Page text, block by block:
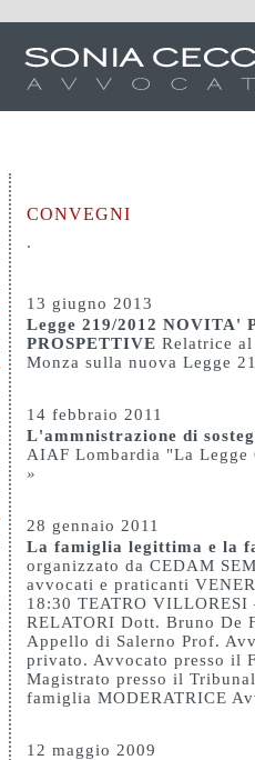
CONVEGNI
.
13 giugno 2013
Legge 219/2012 NOVITA'
PROSPETTIVE Relatrice
Monza sulla nuova Legge
14 febbraio 2011
L'ammnistrazione di
AIAF Lombardia "La
»
28 gennaio 2011
La famiglia legittima e la
organizzato da CEDAM
avvocati e praticanti
18:30 TEATRO
RELATORI Dott. Bruno De
Appello di Salerno Prof.
privato. Avvocato presso il
Magistrato presso il
famiglia MODERATRICE
12 maggio 2009